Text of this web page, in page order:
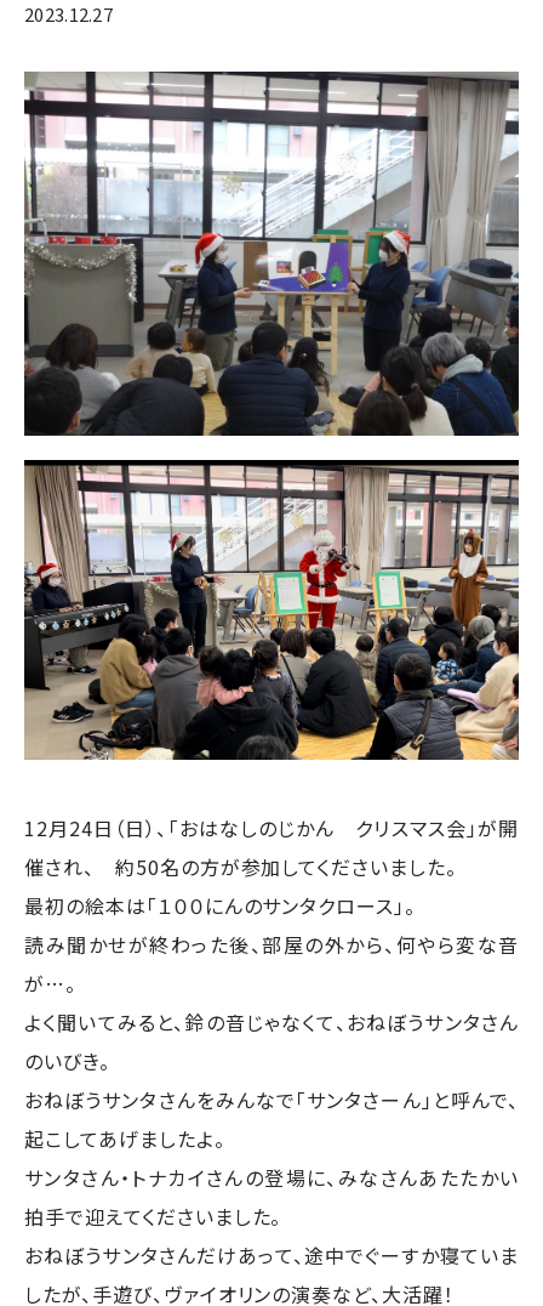
2023.12.27
12月24日（日）、「おはなしのじかん クリスマス会」が開
催され、 約50名の方が参加してくださいました。
最初の絵本は「１００にんのサンタクロース」。
読み聞かせが終わった後、部屋の外から、何やら変な音
が…。
よく聞いてみると、鈴の音じゃなくて、おねぼうサンタさん
のいびき。
おねぼうサンタさんをみんなで「サンタさーん」と呼んで、
起こしてあげましたよ。
サンタさん・トナカイさんの登場に、みなさんあたたかい
拍手で迎えてくださいました。
おねぼうサンタさんだけあって、途中でぐーすか寝ていま
したが、手遊び、ヴァイオリンの演奏など、大活躍！